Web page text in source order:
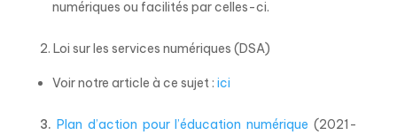
numériques ou facilités par celles-ci.
2. Loi sur les services numériques (DSA)
Voir notre article à ce sujet : ici
3. Plan d’action pour l’éducation numérique (2021-